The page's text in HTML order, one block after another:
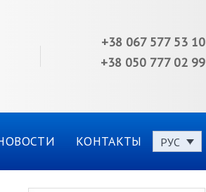
+38 067 577 53 10
+38 050 777 02 99
КОНТАКТЫ РУС